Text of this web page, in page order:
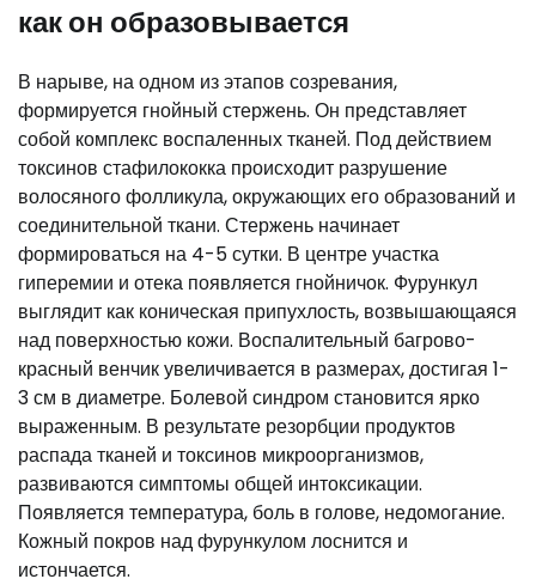
как он образовывается
В нарыве, на одном из этапов созревания,
формируется гнойный стержень. Он представляет
собой комплекс воспаленных тканей. Под действием
токсинов стафилококка происходит разрушение
волосяного фолликула, окружающих его образований и
соединительной ткани. Стержень начинает
формироваться на 4-5 сутки. В центре участка
гиперемии и отека появляется гнойничок. Фурункул
выглядит как коническая припухлость, возвышающаяся
над поверхностью кожи. Воспалительный багрово-
красный венчик увеличивается в размерах, достигая 1-
3 см в диаметре. Болевой синдром становится ярко
выраженным. В результате резорбции продуктов
распада тканей и токсинов микроорганизмов,
развиваются симптомы общей интоксикации.
Появляется температура, боль в голове, недомогание.
Кожный покров над фурункулом лоснится и
истончается.